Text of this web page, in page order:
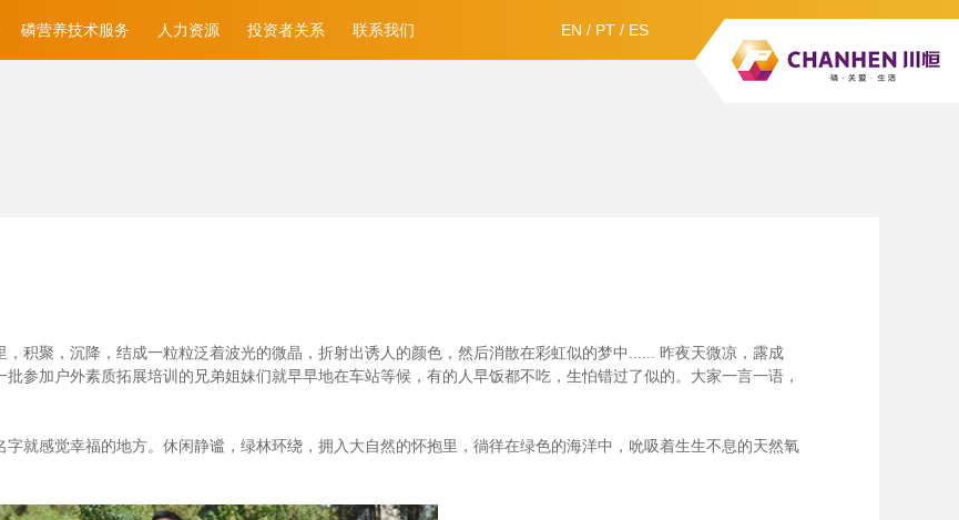
EN / PT / ES
磷营养技术服务 人力资源 投资者关系 联系我们
积聚，沉降，结成一粒粒泛着波光的微晶，折射出诱人的颜色，然后消散在彩虹似的梦中...... 昨夜天微凉，露成
参加户外素质拓展培训的兄弟姐妹们就早早地在车站等候，有的人早饭都不吃，生怕错过了似的。大家一言一语，
就感觉幸福的地方。休闲静谧，绿林环绕，拥入大自然的怀抱里，徜徉在绿色的海洋中，吮吸着生生不息的天然氧